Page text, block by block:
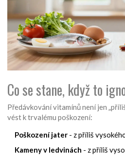
Co se stane, když to
Předávkování vitamínů není jen
vést k trvalému poškození:
Poškození jater - z příliš
Kameny v ledvinách - z příliš